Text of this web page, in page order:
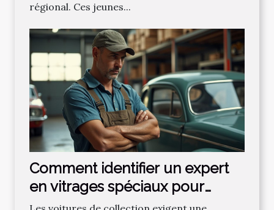
régional. Ces jeunes...
Comment identifier un expert
en vitrages spéciaux pour
voitures de collection ?